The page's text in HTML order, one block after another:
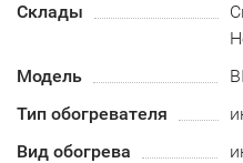
Склады
Модель
Тип обогревателя
Вид обогрева